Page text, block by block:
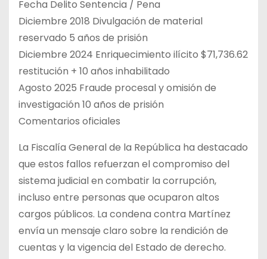
Fecha Delito Sentencia / Pena
Diciembre 2018 Divulgación de material
reservado 5 años de prisión
Diciembre 2024 Enriquecimiento ilícito $71,736.62
restitución + 10 años inhabilitado
Agosto 2025 Fraude procesal y omisión de
investigación 10 años de prisión
Comentarios oficiales
La Fiscalía General de la República ha destacado
que estos fallos refuerzan el compromiso del
sistema judicial en combatir la corrupción,
incluso entre personas que ocuparon altos
cargos públicos. La condena contra Martínez
envía un mensaje claro sobre la rendición de
cuentas y la vigencia del Estado de derecho.